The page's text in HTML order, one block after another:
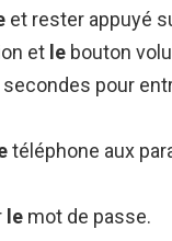
et rester appuyé
et le bouton
pour
téléphone aux
le mot de passe.